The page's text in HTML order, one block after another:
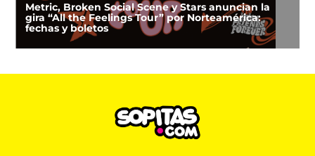
Metric, Broken Social Scene y Stars anuncian la
gira “All the Feelings Tour” por Norteamérica:
fechas y boletos